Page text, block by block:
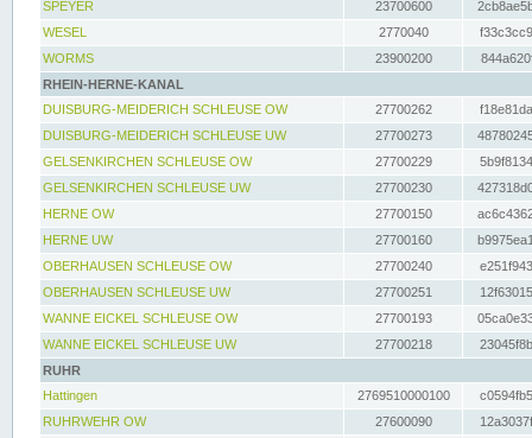
SPEYER
23700600
WESEL
2770040
WORMS
23900200
RHEIN-HERNE-KANAL
DUISBURG-MEIDERICH SCHLEUSE OW
27700262
DUISBURG-MEIDERICH SCHLEUSE UW
27700273
GELSENKIRCHEN SCHLEUSE OW
27700229
GELSENKIRCHEN SCHLEUSE UW
27700230
HERNE OW
27700150
HERNE UW
27700160
OBERHAUSEN SCHLEUSE OW
27700240
OBERHAUSEN SCHLEUSE UW
27700251
WANNE EICKEL SCHLEUSE OW
27700193
WANNE EICKEL SCHLEUSE UW
27700218
RUHR
Hattingen
2769510000100
RUHRWEHR OW
27600090